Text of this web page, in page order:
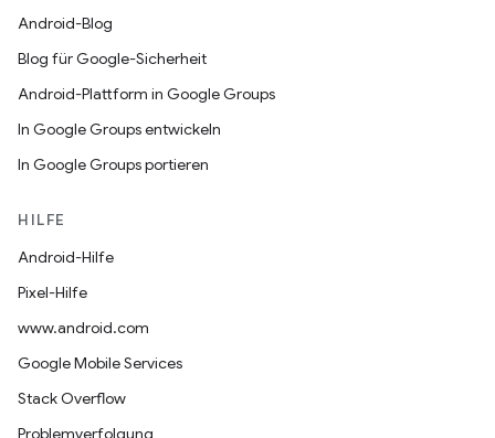
Android-Blog
Blog für Google-Sicherheit
Android-Plattform in Google Groups
In Google Groups entwickeln
In Google Groups portieren
HILFE
Android-Hilfe
Pixel-Hilfe
www.android.com
Google Mobile Services
Stack Overflow
Problemverfolgung